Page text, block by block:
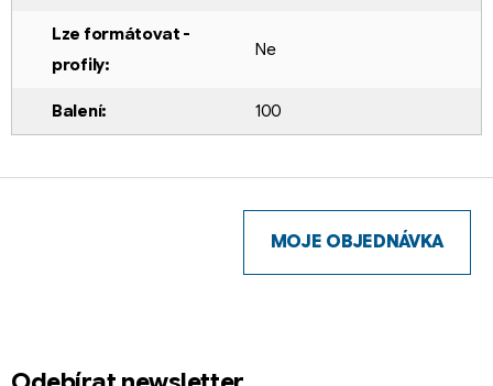
Lze formátovat -
profily:
Ne
Balení: 100
MOJE OBJEDNÁVKA